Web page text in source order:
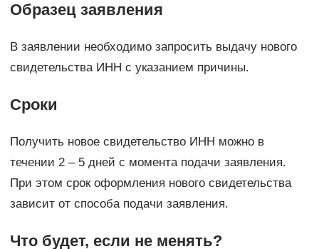
Образец заявления
В заявлении необходимо запросить выдачу нового
свидетельства ИНН с указанием причины.
Сроки
Получить новое свидетельство ИНН можно в
течении 2 – 5 дней с момента подачи заявления.
При этом срок оформления нового свидетельства
зависит от способа подачи заявления.
Что будет, если не менять?